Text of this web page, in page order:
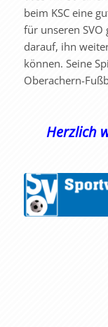
beim KSC eine
für unseren
darauf, ihn
können. Seine
Oberachern-
Herzlich